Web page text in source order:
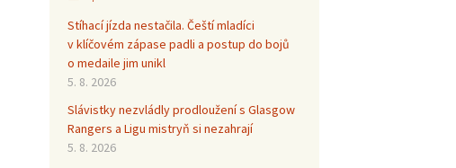
Stíhací jízda nestačila. Čeští mladíci
v klíčovém zápase padli a postup do bojů
o medaile jim unikl
5. 8. 2026
Slávistky nezvládly prodloužení s Glasgow
Rangers a Ligu mistryň si nezahrají
5. 8. 2026